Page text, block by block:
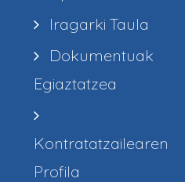
Iragarki Taula
Dokumentuak
Egiaztatzea
Kontratatzailearen
Profila